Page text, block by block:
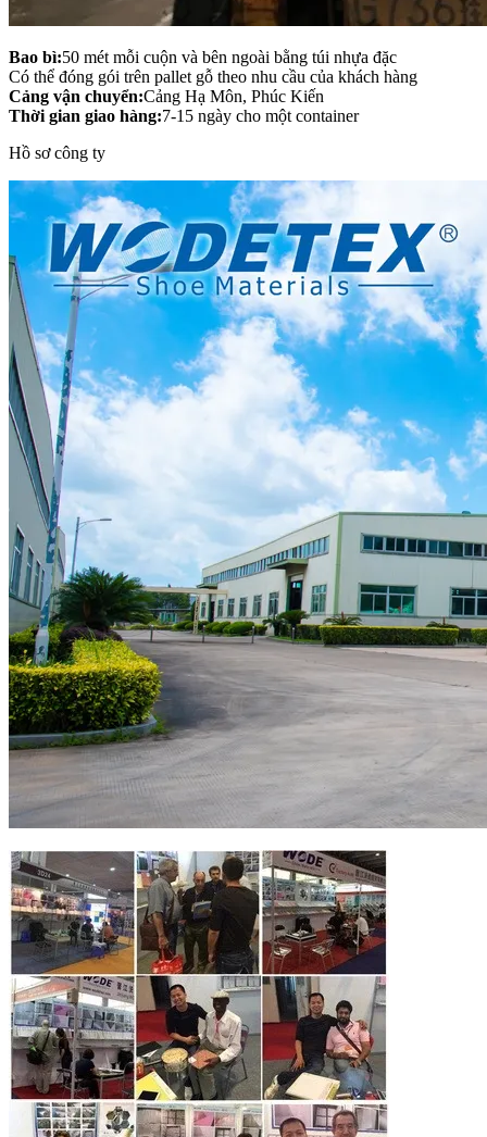
Bao bì:50 mét mỗi cuộn và bên ngoài bằng túi nhựa đặc
Có thể đóng gói trên pallet gỗ theo nhu cầu của khách hàng
Cảng vận chuyển:Cảng Hạ Môn, Phúc Kiến
Thời gian giao hàng:7-15 ngày cho một container
Hồ sơ công ty